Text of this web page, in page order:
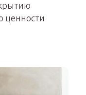
ценности